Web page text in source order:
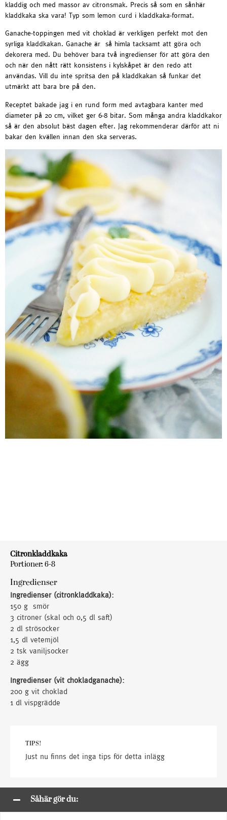
kladdig och med massor av citronsmak. Precis så som en sånhär
kladdkaka ska vara! Typ som lemon curd i kladdkaka-format.
Ganache-toppingen med vit choklad är verkligen perfekt mot den
syrliga kladdkakan. Ganache är så himla tacksamt att göra och
dekorera med. Du behöver bara två ingredienser för att göra den
och när den nått rätt konsistens i kylskåpet är den redo att
användas. Vill du inte spritsa den på kladdkakan så funkar det
utmärkt att bara bre på den.
Receptet bakade jag i en rund form med avtagbara kanter med
diameter på 20 cm, vilket ger 6-8 bitar. Som många andra kladdkakor
så är den absolut bäst dagen efter. Jag rekommenderar därför att ni
bakar den kvällen innan den ska serveras.
Citronkladdkaka
Portioner: 6-8
Ingredienser
Ingredienser (citronkladdkaka):
150 g smör
3 citroner (skal och 0,5 dl saft)
2 dl strösocker
1,5 dl vetemjöl
2 tsk vaniljsocker
2 ägg
Ingredienser (vit chokladganache):
200 g vit choklad
1 dl vispgrädde
TIPS!
Just nu finns det inga tips för detta inlägg
Såhär gör du: